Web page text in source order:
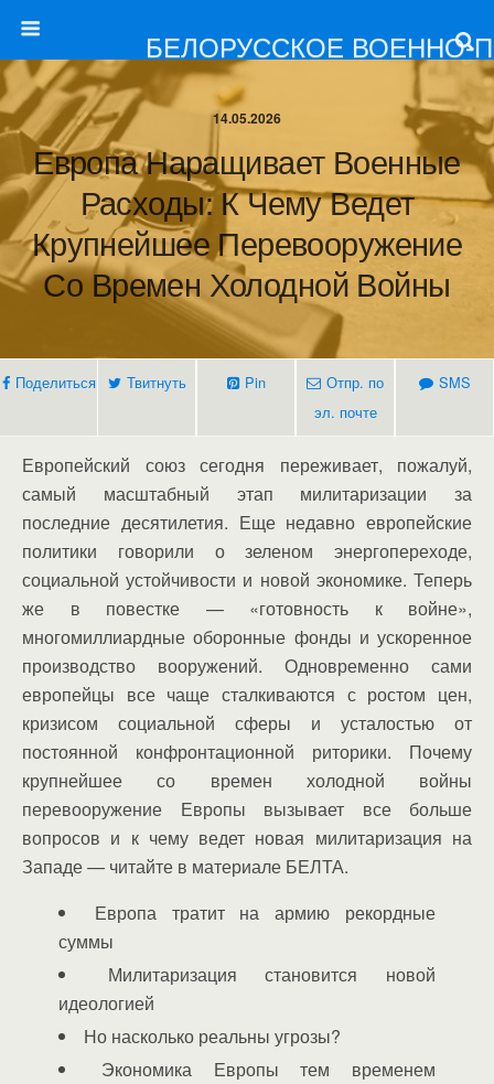
БЕЛОРУССКОЕ ВОЕННО-
14.05.2026
Европа Наращивает Военные
Расходы: К Чему Ведет
Крупнейшее Перевооружение
Со Времен Холодной Войны
Поделиться Твитнуть Pin
Отпр. по
эл. почте
SMS
Европейский союз сегодня переживает, пожалуй,
самый масштабный этап милитаризации за
последние десятилетия. Еще недавно европейские
политики говорили о зеленом энергопереходе,
социальной устойчивости и новой экономике. Теперь
же в повестке — «готовность к войне»,
многомиллиардные оборонные фонды и ускоренное
производство вооружений. Одновременно сами
европейцы все чаще сталкиваются с ростом цен,
кризисом социальной сферы и усталостью от
постоянной конфронтационной риторики. Почему
крупнейшее со времен холодной войны
перевооружение Европы вызывает все больше
вопросов и к чему ведет новая милитаризация на
Западе — читайте в материале БЕЛТА.
Европа тратит на армию рекордные
суммы
Милитаризация становится новой
идеологией
Но насколько реальны угрозы?
Экономика Европы тем временем